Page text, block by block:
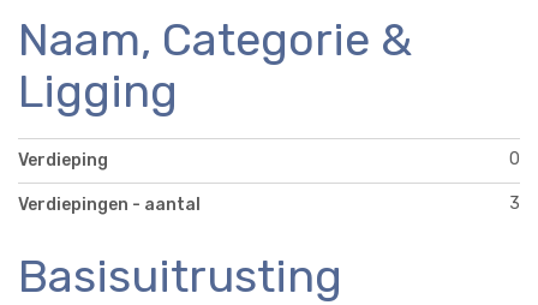
Naam, Categorie &
Ligging
Verdieping 0
Verdiepingen - aantal 3
Basisuitrusting